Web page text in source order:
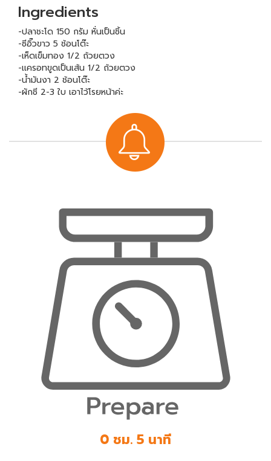
Ingredients
-ปลาชะโด 150 กรัม หั่นเป็นชิ้น
-ซีอิ๊วขาว 5 ช้อนโต๊ะ
-เห็ดเข็มทอง 1/2 ถ้วยตวง
-เเครอทขูดเป็นเส้น 1/2 ถ้วยตวง
-น้ำมันงา 2 ช้อนโต๊ะ
-ผักชี 2-3 ใบ เอาไว้โรยหน้าค่ะ
0 ชม. 5 นาที